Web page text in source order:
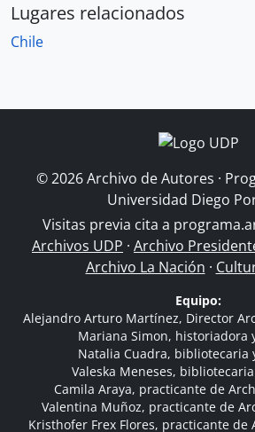
Lugares relacionados
Chile
© 2026 Archivo de Autores ·
Universidad Diego
Visitas previa cita a
Archivos UDP · Archivo
Archivo La Nación ·
Equipo:
Alejandro Arturo Martínez, Director
Mariana Simon, historiadora
Natalia Cuadra, bibliotecaria
Valeska Meneses,
Camila Araya, practicante de
Valentina Muñoz, practicante de
Kristhofer Frex Flores, practicante de